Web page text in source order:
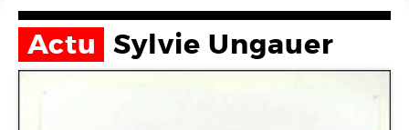
Actu Sylvie Ungauer